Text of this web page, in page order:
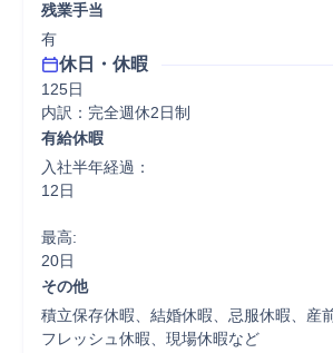
残業手当
有
休日・休暇
125日
内訳：完全週休2日制
有給休暇
入社半年経過：
12日
最高:
20日
その他
積立保存休暇、結婚休暇、忌服休暇、産
フレッシュ休暇、現場休暇など